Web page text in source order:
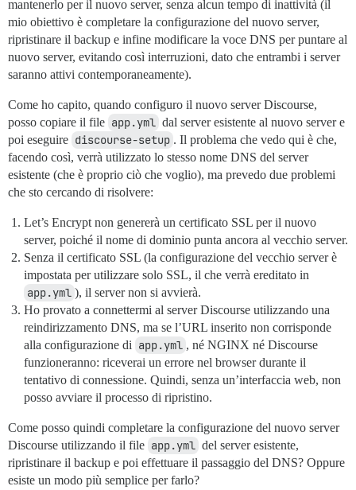
mantenerlo per il nuovo server, senza alcun tempo di inattività (il
mio obiettivo è completare la configurazione del nuovo server,
ripristinare il backup e infine modificare la voce DNS per puntare al
nuovo server, evitando così interruzioni, dato che entrambi i server
saranno attivi contemporaneamente).
Come ho capito, quando configuro il nuovo server Discourse,
posso copiare il file app.yml dal server esistente al nuovo server e
poi eseguire discourse-setup . Il problema che vedo qui è che,
facendo così, verrà utilizzato lo stesso nome DNS del server
esistente (che è proprio ciò che voglio), ma prevedo due problemi
che sto cercando di risolvere:
Let’s Encrypt non genererà un certificato SSL per il nuovo
server, poiché il nome di dominio punta ancora al vecchio server.
Senza il certificato SSL (la configurazione del vecchio server è
impostata per utilizzare solo SSL, il che verrà ereditato in
app.yml ), il server non si avvierà.
Ho provato a connettermi al server Discourse utilizzando una
reindirizzamento DNS, ma se l’URL inserito non corrisponde
alla configurazione di app.yml , né NGINX né Discourse
funzioneranno: riceverai un errore nel browser durante il
tentativo di connessione. Quindi, senza un’interfaccia web, non
posso avviare il processo di ripristino.
Come posso quindi completare la configurazione del nuovo server
Discourse utilizzando il file app.yml del server esistente,
ripristinare il backup e poi effettuare il passaggio del DNS? Oppure
esiste un modo più semplice per farlo?